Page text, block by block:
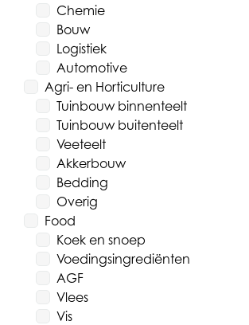
Chemie
Bouw
Logistiek
Automotive
Agri- en Horticulture
Tuinbouw binnenteelt
Tuinbouw buitenteelt
Veeteelt
Akkerbouw
Bedding
Overig
Food
Koek en snoep
Voedingsingrediënten
AGF
Vlees
Vis